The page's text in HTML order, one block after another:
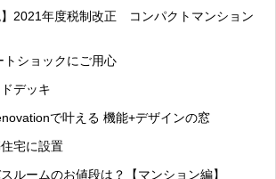
2021年度税制改正 コンパクトマンション
ショックにご用心
デッキ
で叶える 機能+デザインの窓
宅に設置
ルームのお値段は？【マンション編】